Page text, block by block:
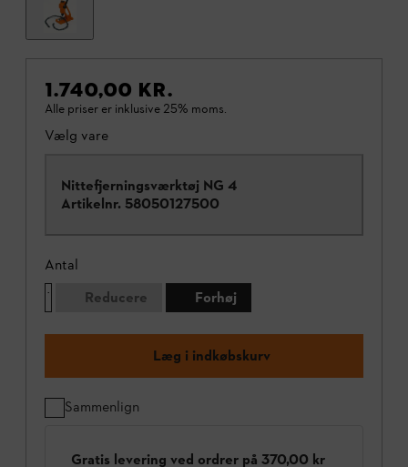
1.740,00 KR.
Alle priser er inklusive 25% moms.
Vælg vare
Nittefjerningsværktøj NG 4
Artikelnr. 58050127500
Antal
Reducere
Forhøj
Læg i indkøbskurv
Sammenlign
Gratis levering ved ordrer på 370,00 kr